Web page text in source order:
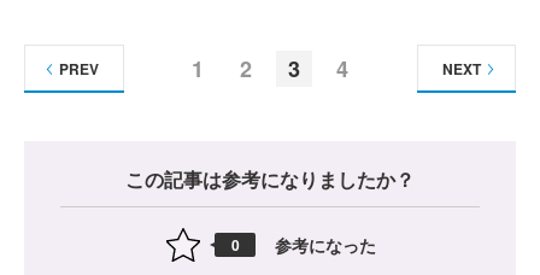
1 2 3 4
PREV NEXT
この記事は参考になりましたか？
0 参考になった